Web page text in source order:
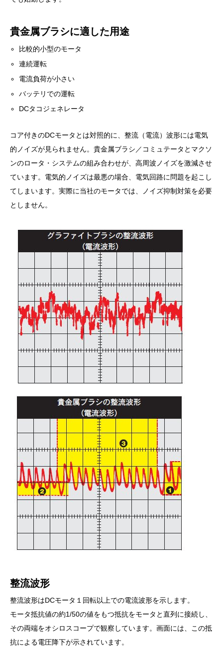
貴金属ブラシに適した用途
比較的小型のモータ
連続運転
電流負荷が小さい
バッテリでの運転
DCタコジェネレータ
コア付きのDCモータとは対照的に、整流（電流）波形には電気
的ノイズが見られません。貴金属ブラシ／コミュテータとマクソ
ンのロータ・システムの組み合わせが、高周波ノイズを激減させ
ています。電気的ノイズは最悪の場合、電気回路に問題を起こし
てしまいます。実際に当社のモータでは、ノイズ抑制対策を必要
としません。
整流波形
整流波形はDCモータ１回転以上での電流波形を示します。
モータ抵抗値の約1/50の値をもつ抵抗をモータと直列に接続し、
その両端をオシロスコープで観察しています。画面には、この抵
抗による電圧降下が示されています。